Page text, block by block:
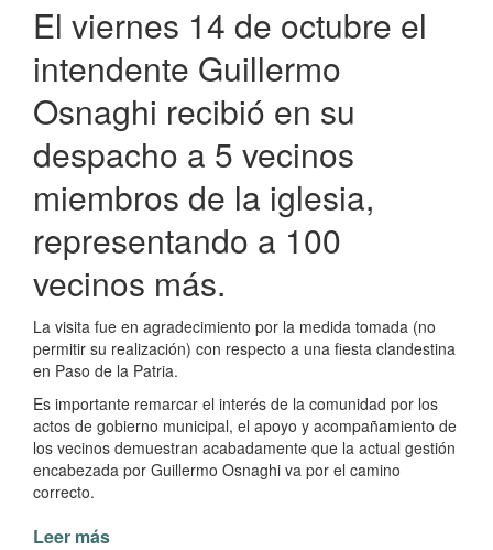
El viernes 14 de octubre el
intendente Guillermo
Osnaghi recibió en su
despacho a 5 vecinos
miembros de la iglesia,
representando a 100
vecinos más.
La visita fue en agradecimiento por la medida tomada (no
permitir su realización) con respecto a una fiesta clandestina
en Paso de la Patria.
Es importante remarcar el interés de la comunidad por los
actos de gobierno municipal, el apoyo y acompañamiento de
los vecinos demuestran acabadamente que la actual gestión
encabezada por Guillermo Osnaghi va por el camino
correcto.
Leer más